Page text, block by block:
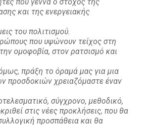
και της ενεργειακής
του πολιτισμού.
που υψώνουν τείχος στη
ομοφοβία, στον ρατσισμό και
πράξη το όραμά μας για μια
προσδοκιών χρειαζόμαστε έναν
σύγχρονο, μεθοδικό,
στις νέες προκλήσεις, που θα
προσπάθεια και θα